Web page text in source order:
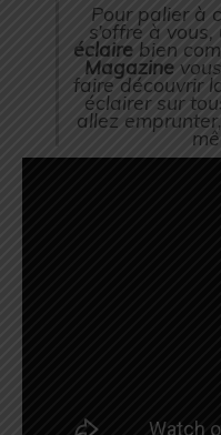
Pour palier à
s’offre à
éclaire bien
Magazine
faire découvrir
éclairer sur
allez